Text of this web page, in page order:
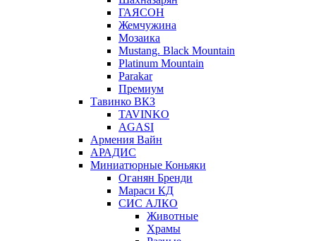
ГАЯСОН
Жемчужина
Мозаика
Mustang. Black Mountain
Platinum Mountain
Parakar
Премиум
Тавинко ВКЗ
TAVINKO
AGASI
Армения Вайн
АРАДИС
Миниатюрные Коньяки
Оганян Бренди
Мараси КД
СИС АЛКО
Животные
Храмы